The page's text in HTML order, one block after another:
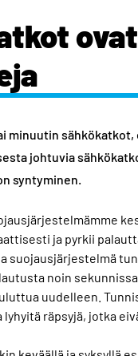
ovat
minuutin sähkökatkot,
johtuvia
syntyminen.
ja pyrkii
suojausjärjestelmä
noin
uudelleen.
räpsyjä, jotka